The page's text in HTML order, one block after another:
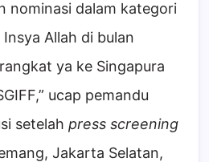
nominasi dalam kategori
Allah di bulan
ya ke Singapura
ucap pemandu
setelah press screening
Jakarta Selatan,